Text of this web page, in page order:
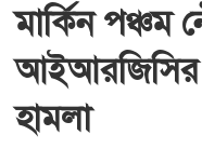
মার্কিন পঞ্চম
আইআরজিসির
হামলা